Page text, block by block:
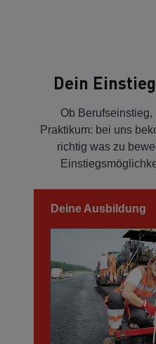
Dein
Ob
Praktikum: bei uns
richtig was zu
Deine Ausbildung